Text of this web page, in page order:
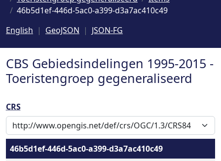
46b5d1ef-446d-5ac0-a399-d3a7ac410c49
English
GeoJSON JSON-FG
CBS Gebiedsindelingen 1995-2015 -
Toeristengroep gegeneraliseerd
CRS
46b5d1ef-446d-5ac0-a399-d3a7ac410c49